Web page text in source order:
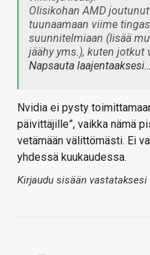
Olisikohan AMD
tuunaamaan viime
suunnitelmiaan (lisää
jäähy yms.), kuten jotkut
Napsauta laajentaaksesi…
Nvidia ei pysty
päivittäjille”, vaikka nämä
vetämään välittömästi. Ei
yhdessä kuukaudessa.
Kirjaudu sisään vastataksesi